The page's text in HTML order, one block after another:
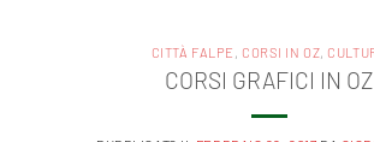
CITTÀ FALPE , CORSI IN OZ,
CORSI GRAFICI IN OZ